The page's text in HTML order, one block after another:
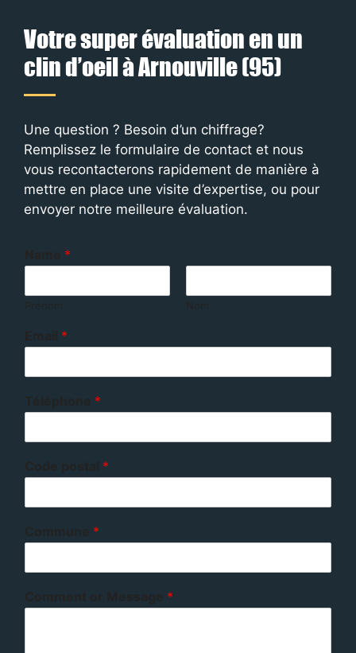
Votre super évaluation en un
clin d’oeil à Arnouville (95)
Une question ? Besoin d’un chiffrage?
Remplissez le formulaire de contact et nous
vous recontacterons rapidement de manière à
mettre en place une visite d’expertise, ou pour
envoyer notre meilleure évaluation.
*
*
*
*
*
*